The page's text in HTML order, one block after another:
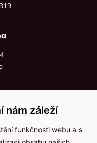
066
nám záleží
funkčnosti webu a s